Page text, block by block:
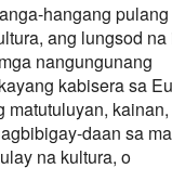
hangang
ang lungsod na
nangungunang
kabisera sa
matutuluyan,
daan sa
na kultura, o